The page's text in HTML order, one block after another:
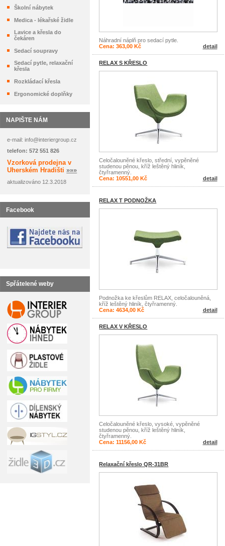
Školní nábytek
Medica - lékařské židle
Lavice a křesla do
čekáren
Sedací soupravy
Sedací pytle, relaxační
křesla
Rozkládací křesla
Ergonomické doplňky
NAPIŠTE NÁM
e-mail: info@interiergroup.cz
telefon: 572 551 826
Vzorková prodejna v
Uherském Hradišti »»»
aktualizováno 12.3.2018
Facebook
Spřátelené weby
Náhradní náplň pro sedací pytle.
detail
Cena: 363,00 Kč
RELAX S KŘESLO
Celočalouněné křeslo, střední, vypěněné
studenou pěnou, kříž leštěný hliník,
čtyřramenný.
detail
Cena: 10551,00 Kč
RELAX T PODNOŽKA
Podnožka ke křeslům RELAX, celočalouněná,
kříž leštěný hliník, čtyřramenný.
detail
Cena: 4634,00 Kč
RELAX V KŘESLO
Celočalouněné křeslo, vysoké, vypěněné
studenou pěnou, kříž leštěný hliník,
čtyřramenný.
detail
Cena: 11156,00 Kč
Relaxační křeslo QR-31BR